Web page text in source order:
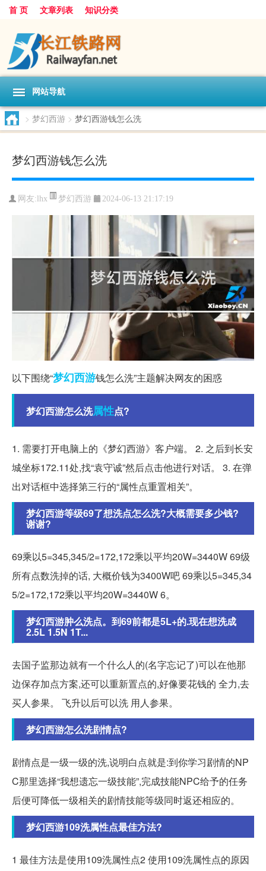
首 页 文章列表 知识分类
网站导航
> 梦幻西游 > 梦幻西游钱怎么洗
梦幻西游钱怎么洗
网友: lhx 梦幻西游 2024-06-13 21:17:19
以下围绕“梦幻西游钱怎么洗”主题解决网友的困惑
梦幻西游怎么洗属性点?
1. 需要打开电脑上的《梦幻西游》客户端。 2. 之后到长安
城坐标172.11处,找“袁守诚”然后点击他进行对话。 3. 在弹
出对话框中选择第三行的“属性点重置相关”。
梦幻西游等级69了想洗点怎么洗?大概需要多少钱?
谢谢?
69乘以5=345,345/2=172,172乘以平均20W=3440W 69级
所有点数洗掉的话, 大概价钱为3400W吧 69乘以5=345,34
5/2=172,172乘以平均20W=3440W 6。
梦幻西游肿么洗点。到69前都是5L+的.现在想洗成
2.5L 1.5N 1T...
去国子监那边就有一个什么人的(名字忘记了)可以在他那
边保存加点方案,还可以重新置点的,好像要花钱的 全力,去
买人参果。 飞升以后可以洗 用人参果。
梦幻西游怎么洗剧情点?
剧情点是一级一级的洗,说明白点就是:到你学习剧情的NP
C那里选择“我想遗忘一级技能”,完成技能NPC给予的任务
后便可降低一级相关的剧情技能等级同时返还相应的。
梦幻西游109洗属性点最佳方法?
1 最佳方法是使用109洗属性点2 使用109洗属性点的原因